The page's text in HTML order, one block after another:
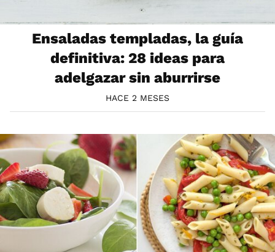
Ensaladas templadas, la guía
definitiva: 28 ideas para
adelgazar sin aburrirse
HACE 2 MESES